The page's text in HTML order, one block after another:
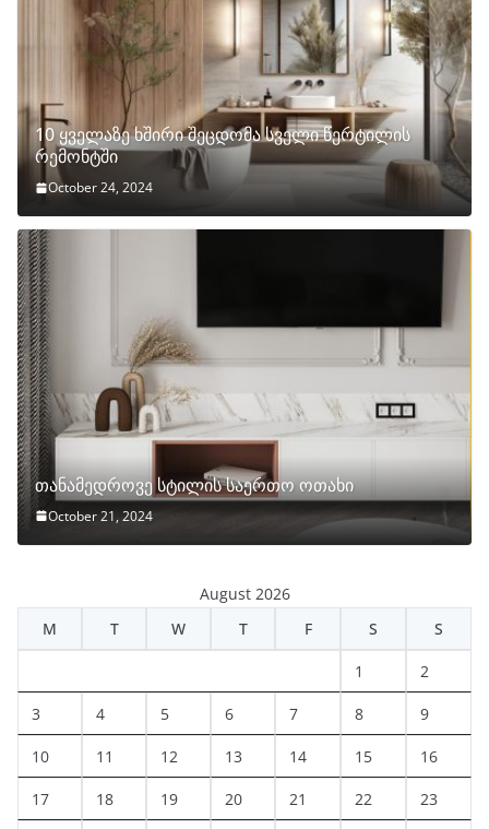
10 ყველაზე ხშირი შეცდომა სველი წერტილის
რემონტში
October 24, 2024
თანამედროვე სტილის საერთო ოთახი
October 21, 2024
August 2026
M
T W T F S S
1 2
3 4 5 6 7 8 9
10 11 12 13 14 15 16
17 18 19 20 21 22 23